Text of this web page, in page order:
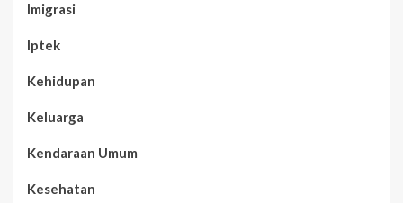
Imigrasi
Iptek
Kehidupan
Keluarga
Kendaraan Umum
Kesehatan